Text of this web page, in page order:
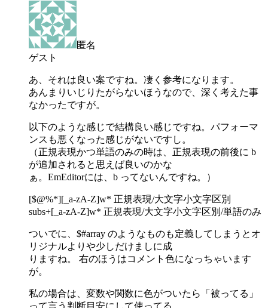
匿名
ゲスト
あ、それは良い案ですね。凄く参考になります。
あんまりいじりたがらないほうなので、深く考えた事
なかったですが。
以下のような感じで結構良い感じですね。パフォーマ
ンスも悪くなった感じがないですし。
（正規表現かつ単語のみの時は、正規表現の前後に b
が追加されると思えば良いのかな
ぁ。EmEditorには、b ってないんですね。）
[$@%*][_a-zA-Z]w* 正規表現/大文字小文字区別
subs+[_a-zA-Z]w* 正規表現/大文字小文字区別/単語のみ
ついでに、$#array のようなものも定義してしまうとオ
リジナルよりや少しだけましに成
りますね。 右のほうはコメント色になっちゃいます
が。
私の場合は、変数や関数に色がついたら「被ってる」